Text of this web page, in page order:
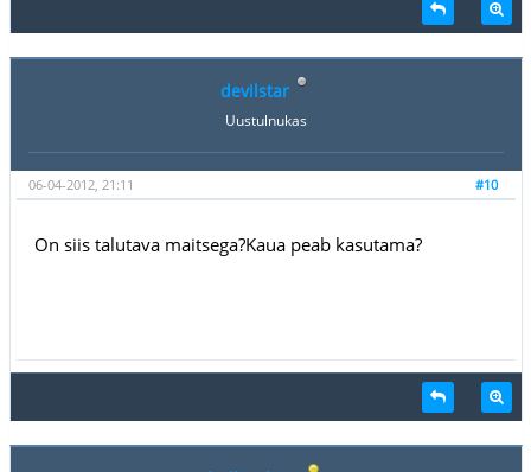
devilstar
Uustulnukas
#10
06-04-2012, 21:11
On siis talutava maitsega?Kaua peab kasutama?